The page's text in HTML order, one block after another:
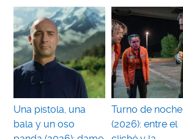
Una pistola, una
bala y un oso
Turno de noche
(2026): entre el